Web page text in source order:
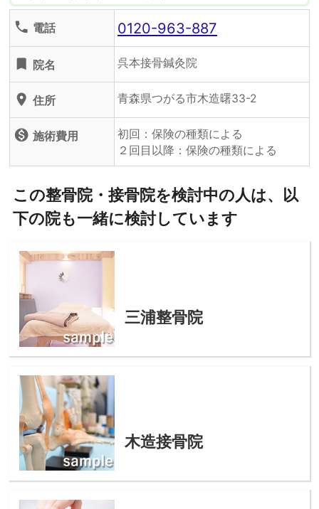
phone 電話 0120-963-887
turned_in 院名 呉本接骨鍼灸院
location_on 住所 青森県つがる市木造曙33-2
monetization_on 施術費用
初回：保険の種類による
２回目以降：保険の種類による
この整骨院・接骨院を検討中の人は、以
下の院も一緒に検討しています
三浦整骨院
木造接骨院